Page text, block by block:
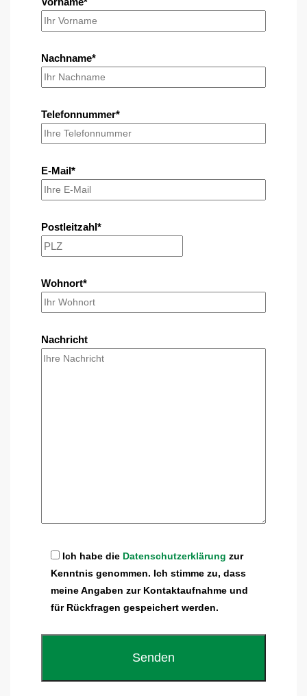
Nachname*
Telefonnummer*
E-Mail*
Postleitzahl*
Wohnort*
Nachricht
Ich habe die Datenschutzerklärung zur
Kenntnis genommen. Ich stimme zu, dass
meine Angaben zur Kontaktaufnahme und
für Rückfragen gespeichert werden.